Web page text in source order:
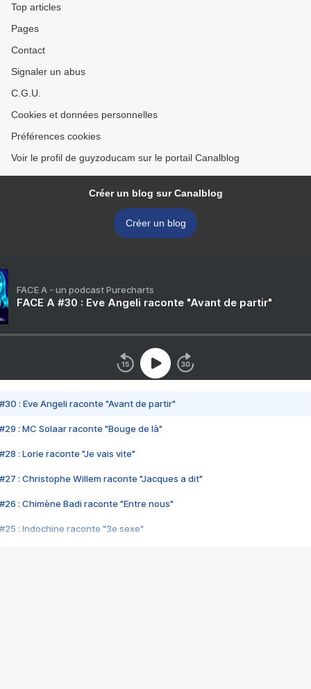
Top articles
Pages
Contact
Signaler un abus
C.G.U.
Cookies et données personnelles
Préférences cookies
Voir le profil de guyzoducam sur le portail Canalblog
Créer un blog sur Canalblog
Créer un blog
FACE A - un podcast Purecharts
FACE A #30 : Eve Angeli raconte "Avant de partir"
#30 : Eve Angeli raconte "Avant de partir"
#29 : MC Solaar raconte "Bouge de là"
#28 : Lorie raconte "Je vais vite"
#27 : Christophe Willem raconte "Jacques a dit"
#26 : Chimène Badi raconte "Entre nous"
#25 : Indochine raconte "3e sexe"